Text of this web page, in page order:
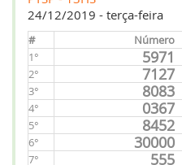
24/12/2019 - terça-feira
# Número
1°
5971
2°
7127
3°
8083
4°
0367
5°
8452
6°
30000
7°
555